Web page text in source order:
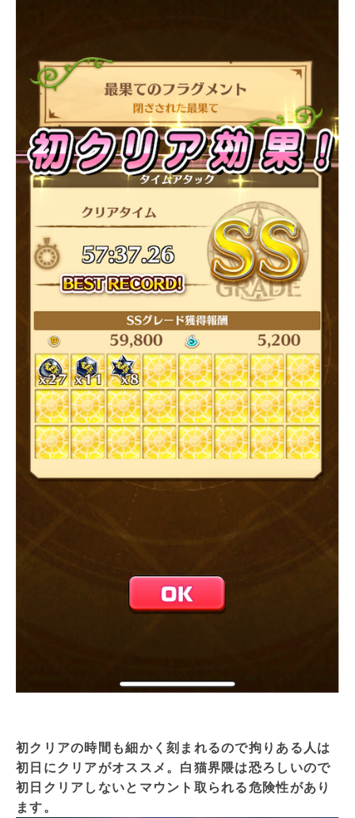
初クリアの時間も細かく刻まれるので拘りある人は
初日にクリアがオススメ。白猫界隈は恐ろしいので
初日クリアしないとマウント取られる危険性があり
ます。